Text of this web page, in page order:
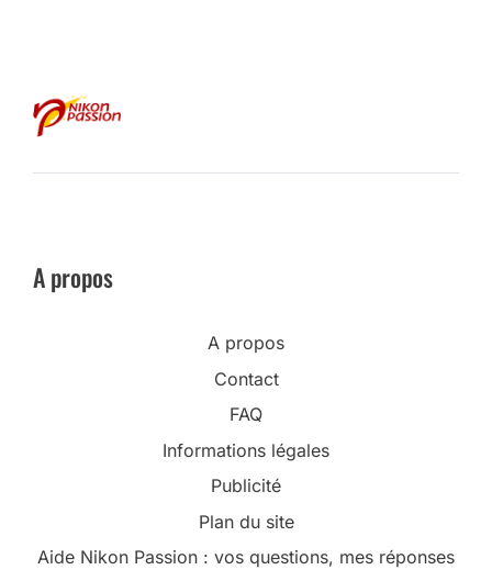
A propos
A propos
Contact
FAQ
Informations légales
Publicité
Plan du site
Aide Nikon Passion : vos questions, mes réponses